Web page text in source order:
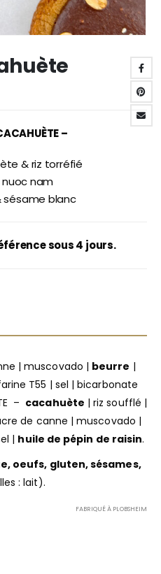
–
& riz torréfié
nam
blanc
sous 4 jours.
| muscovado | beurre |
T55 | sel | bicarbonate
– cacahuète | riz soufflé |
de canne | muscovado |
| huile de pépin de raisin.
oeufs, gluten, sésames,
: lait).
FABRIQUÉ À PLOBSHEIM